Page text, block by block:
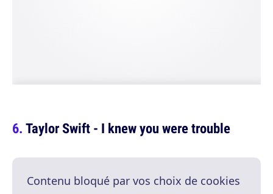
Taylor Swift - I knew you were trouble
Contenu bloqué par vos choix de cookies